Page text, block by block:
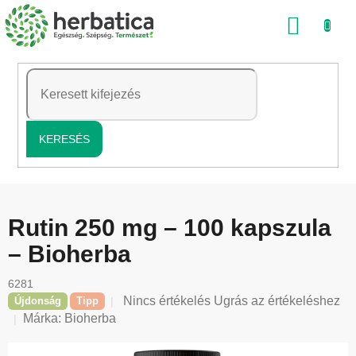
Ugrás
a
tartalomhoz
KERESÉS
Rutin 250 mg – 100 kapszula
– Bioherba
6281
Újdonság Tipp
A
értékelése
Nincs értékelés Ugrás az értékeléshez
Márka: Bioherba